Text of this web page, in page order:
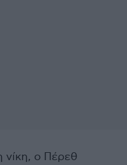
νίκη, ο Πέρεθ